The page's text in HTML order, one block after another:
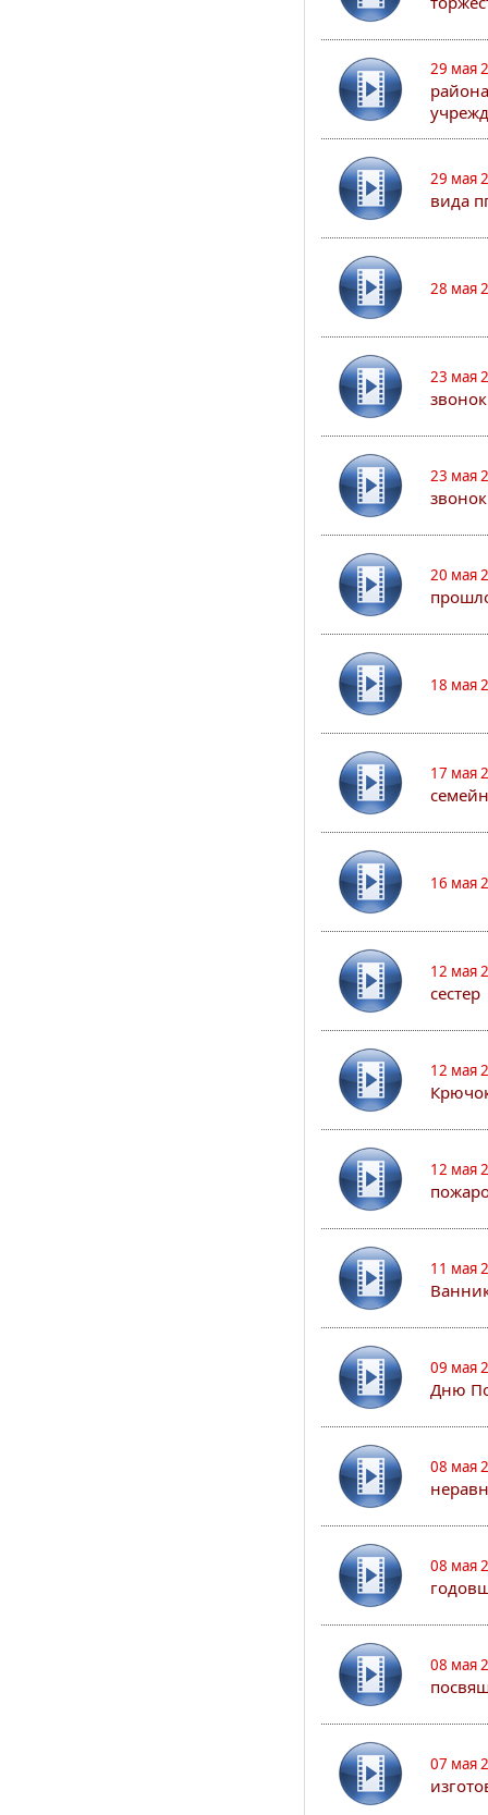
29 мая
29 мая
вида
28 мая
23 мая
звонок
23 мая
звонок
20 мая
18 мая
17 мая
16 мая
12 мая
сестер
12 мая
12 мая
11 мая
09 мая
Дню
08 мая
08 мая
08 мая
07 мая